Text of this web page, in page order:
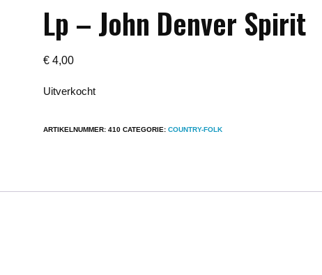
Lp – John Denver Spirit
€ 4,00
Uitverkocht
ARTIKELNUMMER:410 CATEGORIE:COUNTRY-FOLK